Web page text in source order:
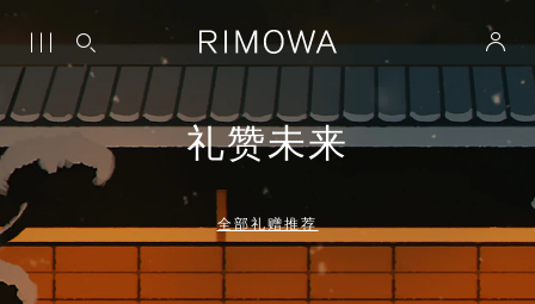
礼赞未来
全部礼赠推荐